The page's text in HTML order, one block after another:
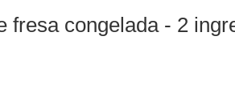
fresa congelada - 2